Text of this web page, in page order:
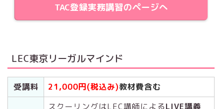
TAC登録実務講習のページへ
LEC東京リーガルマインド
受講料 21,000円(税込み)教材費含む
スクーリングはLEC講師によるLIVE講義